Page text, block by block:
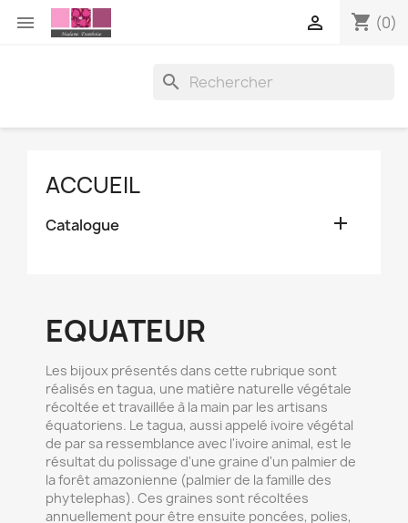
 shopping_cart (0)


ACCUEIL
Catalogue 
EQUATEUR
Les bijoux présentés dans cette rubrique sont
réalisés en tagua, une matière naturelle végétale
récoltée et travaillée à la main par les artisans
équatoriens. Le tagua, aussi appelé ivoire végétal
de par sa ressemblance avec l'ivoire animal, est le
résultat du polissage d'une graine d'un palmier de
la forêt amazonienne (palmier de la famille des
phytelephas). Ces graines sont récoltées
annuellement pour être ensuite poncées, polies,